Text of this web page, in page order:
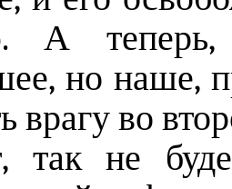
А
но наше,
врагу во
так не